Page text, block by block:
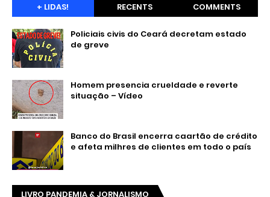
+ LIDAS! RECENTS COMMENTS
Policiais civis do Ceará decretam estado
de greve
Homem presencia crueldade e reverte
situação – Vídeo
Banco do Brasil encerra caartão de crédito
e afeta milhres de clientes em todo o país
LIVRO PANDEMIA & JORNALISMO